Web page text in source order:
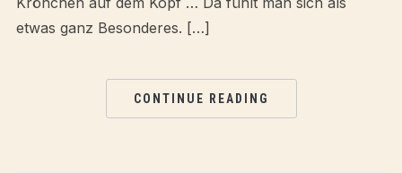
etwas ganz Besonderes. […]
CONTINUE READING